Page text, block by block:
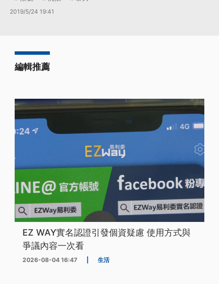
2019/5/24 19:41
編輯推薦
EZ WAY實名認證引發個資疑慮 使用方式與
爭議內容一次看
2026-08-04 16:47 生活